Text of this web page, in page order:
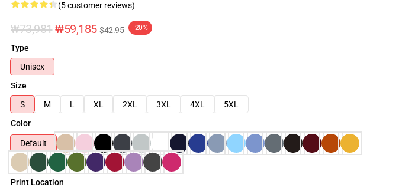
(5 customer reviews)
₩73,981 ₩59,185 $42.95 -20%
Type
Unisex
Size
S
M L XL 2XL 3XL 4XL
5XL
Color
Default
Print Location